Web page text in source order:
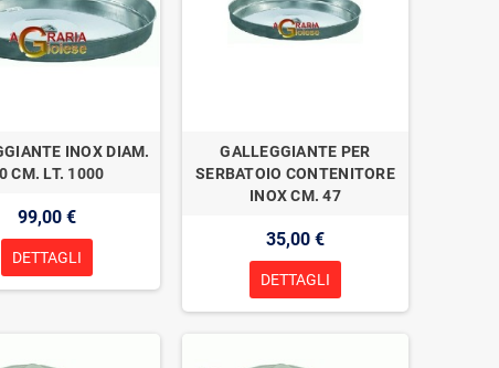
INOX DIAM.
CM. LT. 1000
99,00 €
DETTAGLI
GALLEGGIANTE PER
SERBATOIO CONTENITORE
INOX CM. 47
35,00 €
DETTAGLI